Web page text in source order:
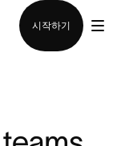
시작하기